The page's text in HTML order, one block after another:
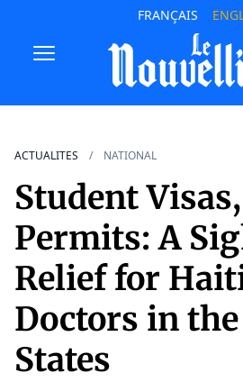
FRANÇAIS
ACTUALITES NATIONAL
Student
Permits: A
Relief for
Doctors in
States